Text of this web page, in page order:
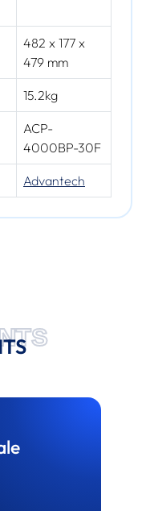
482 x 177 x
479 mm
15.2kg
ACP-
4000BP-30F
Advantech